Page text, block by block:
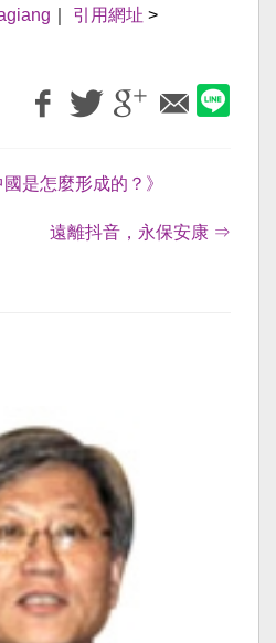
引用網址 >
是怎麼形成的？》
遠離抖音，永保安康 ⇒